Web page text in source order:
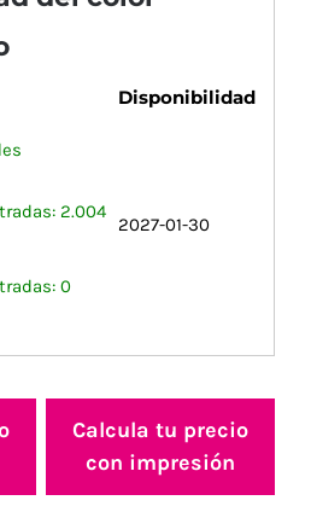
Disponibilidad
2.004
2027-01-30
0
Calcula tu precio
con impresión